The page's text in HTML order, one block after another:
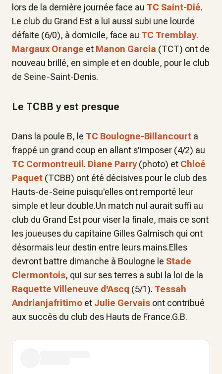
lors de la dernière journée face au TC Saint-Dié.
Le club du Grand Est a lui aussi subi une lourde
défaite (6/0), à domicile, face au TC Tremblay.
Margaux Orange et Manon Garcia (TCT) ont de
nouveau brillé, en simple et en double, pour le club
de Seine-Saint-Denis.
Le TCBB y est presque
Dans la poule B, le TC Boulogne-Billancourt a
frappé un grand coup en allant s'imposer (4/2) au
TC Cormontreuil . Diane Parry(photo) et Chloé
Paquet (TCBB) ont été décisives pour le club des
Hauts-de-Seine puisqu'elles ont remporté leur
simple et leur double.Un match nul aurait suffi au
club du Grand Est pour viser la finale, mais ce sont
les joueuses du capitaine Gilles Galmisch qui ont
désormais leur destin entre leurs mains.Elles
devront battre dimanche à Boulogne le Stade
Clermontois, qui sur ses terres a subi la loi de la
Raquette Villeneuve d'Ascq (5/1). Tessah
Andrianjafritimo et Julie Gervais ont contribué
aux succès du club des Hauts de France.G.B.